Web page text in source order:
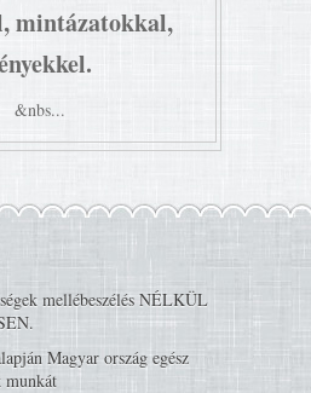
mintázatokkal,
&nbs...
mellébeszélés NÉLKÜL
Magyar ország egész
munkát